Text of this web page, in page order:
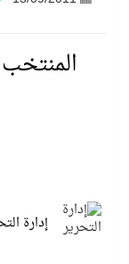
سيل الخير
إدارة